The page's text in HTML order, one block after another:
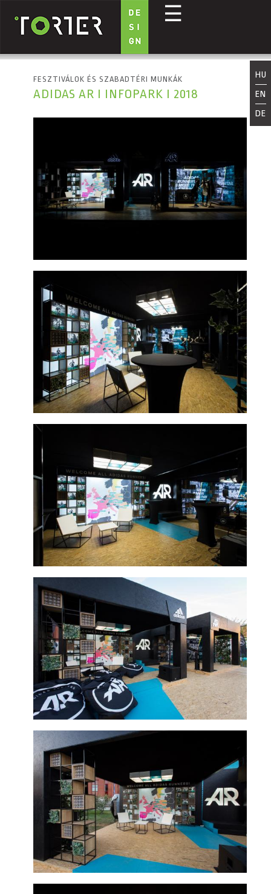
Ugrás a tartalomra
☰
HU
EN
DE
FESZTIVÁLOK ÉS SZABADTÉRI MUNKÁK
ADIDAS AR I INFOPARK I 2018